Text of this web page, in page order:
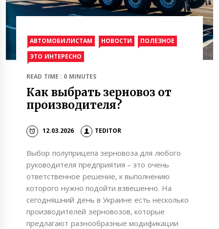
АВТОМОБИЛИСТАМ НОВОСТИ
ПОЛЕЗНОЕ
ЭТО ИНТЕРЕСНО
READ TIME : 0 MINUTES
Как выбрать зерновоз от
производителя?
12.03.2026 TEDITOR
Выбор полуприцепа зерновоза для любого
руководителя предприятия – это очень
ответственное решение, к выполнению
которого нужно подойти взвешенно. На
сегодняшний день в Украине есть несколько
производителей зерновозов, которые
предлагают разнообразные модификации